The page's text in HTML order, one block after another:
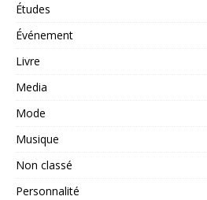
Études
Événement
Livre
Media
Mode
Musique
Non classé
Personnalité